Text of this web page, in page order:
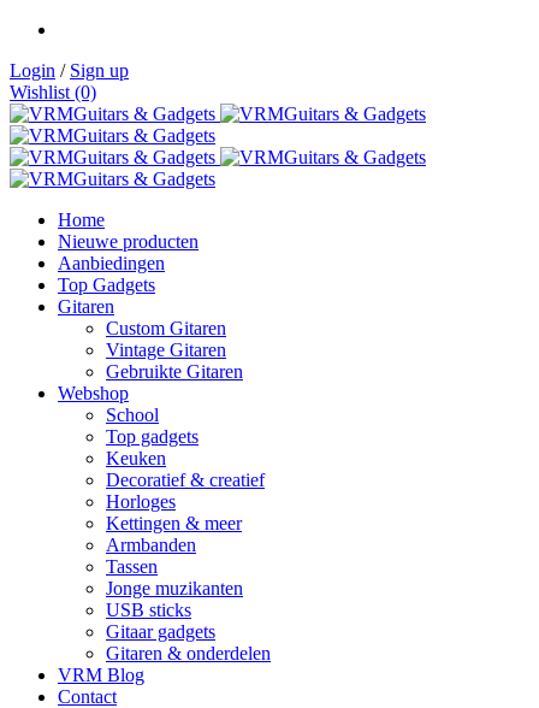
Login / Sign up
Wishlist (0)
Home
Nieuwe producten
Aanbiedingen
Top Gadgets
Gitaren
Custom Gitaren
Vintage Gitaren
Gebruikte Gitaren
Webshop
School
Top gadgets
Keuken
Decoratief & creatief
Horloges
Kettingen & meer
Armbanden
Tassen
Jonge muzikanten
USB sticks
Gitaar gadgets
Gitaren & onderdelen
VRM Blog
Contact